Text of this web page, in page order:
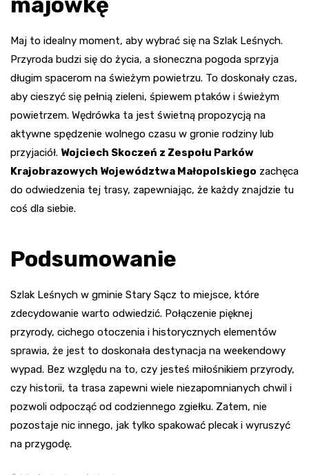
Maj to idealny moment, aby wybrać się na Szlak Leśnych.
Przyroda budzi się do życia, a słoneczna pogoda sprzyja
długim spacerom na świeżym powietrzu. To doskonały czas,
aby cieszyć się pełnią zieleni, śpiewem ptaków i świeżym
powietrzem. Wędrówka ta jest świetną propozycją na
aktywne spędzenie wolnego czasu w gronie rodziny lub
przyjaciół. Wojciech Skoczeń z Zespołu Parków
Krajobrazowych Województwa Małopolskiego zachęca
do odwiedzenia tej trasy, zapewniając, że każdy znajdzie tu
coś dla siebie.
Podsumowanie
Szlak Leśnych w gminie Stary Sącz to miejsce, które
zdecydowanie warto odwiedzić. Połączenie pięknej
przyrody, cichego otoczenia i historycznych elementów
sprawia, że jest to doskonała destynacja na weekendowy
wypad. Bez względu na to, czy jesteś miłośnikiem przyrody,
czy historii, ta trasa zapewni wiele niezapomnianych chwil i
pozwoli odpocząć od codziennego zgiełku. Zatem, nie
pozostaje nic innego, jak tylko spakować plecak i wyruszyć
na przygodę.